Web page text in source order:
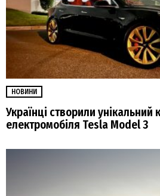
НОВИНИ
Українці створили унікальний
електромобіля Tesla Model 3